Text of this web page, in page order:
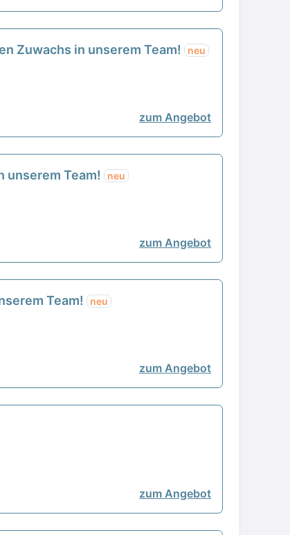
Zuwachs in unserem Team! neu
zum Angebot
unserem Team! neu
zum Angebot
Team! neu
zum Angebot
zum Angebot